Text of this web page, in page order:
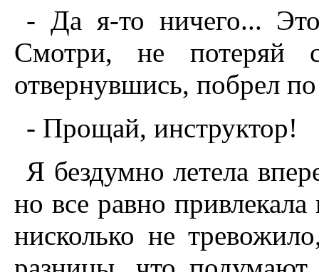
- Да я-то ничего...
Смотри, не потеряй
отвернувшись, побрел
- Прощай, инструктор!
Я бездумно летела
но все равно
нисколько не